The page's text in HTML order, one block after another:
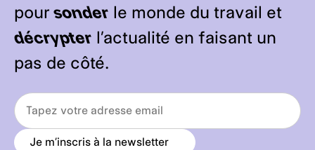
pour sonder le monde du travail et
décrypter l’actualité en faisant un
pas de côté.
Je m’inscris à la newsletter